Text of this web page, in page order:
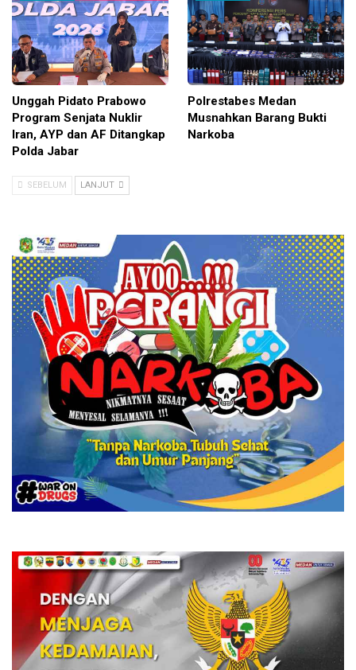
Unggah Pidato Prabowo
Program Senjata Nuklir
Iran, AYP dan AF Ditangkap
Polda Jabar
Polrestabes Medan
Musnahkan Barang Bukti
Narkoba
SEBELUM LANJUT